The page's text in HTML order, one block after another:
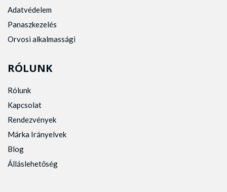
Adatvédelem
Panaszkezelés
Orvosi alkalmassági
RÓLUNK
Rólunk
Kapcsolat
Rendezvények
Márka Irányelvek
Blog
Álláslehetőség